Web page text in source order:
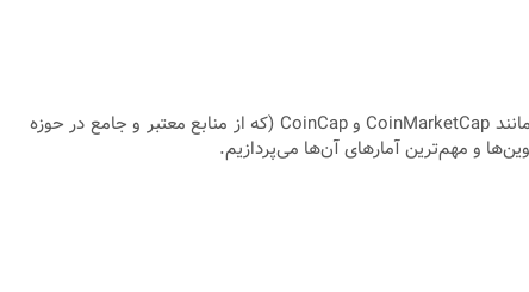
یکی از جالب‌ترین بخش‌های فصل میم سیزن، رشد استثنایی برخی از میم‌کوین‌های برتر در دوره‌های کوتاه‌مدت است. اطلاعات به‌روز از سایت‌هایی مانند CoinMarketCap و CoinCap (که از منابع معتبر و جامع در حوزه
و مهم‌ترین آمارهای آن‌ها می‌پردازیم.